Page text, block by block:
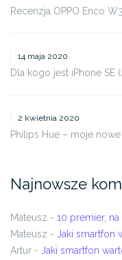
Recenzja OPPO Enco
14 maja 2020
Dla kogo jest iPhone SE
2 kwietnia 2020
Philips Hue – moje
Najnowsze
Mateusz - 10 premier,
Mateusz - Jaki smartfon
Artur - Jaki smartfon